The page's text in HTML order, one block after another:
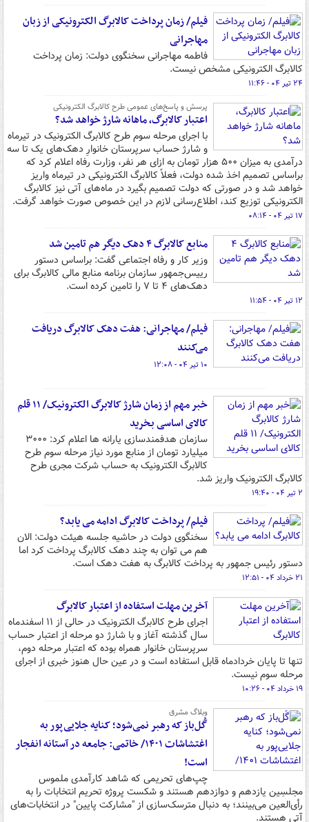
فیلم/ زمان پرداخت کالابرگ الکترونیکی از زبان
مهاجرانی
فاطمه مهاجرانی سخنگوی دولت: زمان پرداخت
کالابرگ الکترونیکی مشخص نیست.
۲۴ تیر ۰۴ - ۱۱:۴۶
پرسش و پاسخ‌های عمومی طرح کالابرگ الکترونیکی
اعتبار کالابرگ، ماهانه شارژ خواهد شد؟
با اجرای مرحله سوم طرح کالابرگ الکترونیک در تیرماه
و شارژ حساب سرپرستان خانوارِ دهک‌های یک تا سه
درآمدی به میزان ۵۰۰ هزار تومان به ازای هر نفر، وزارت رفاه اعلام کرد که
براساس تصمیم اخذ شده دولت، فعلاً کالابرگ الکترونیکی در تیرماه واریز
خواهد شد و در صورتی که دولت تصمیم بگیرد در ماه‌های آتی نیز کالابرگ
الکترونیکی توزیع کند، اطلاع‌رسانی لازم در این خصوص صورت خواهد گرفت.
۱۷ تیر ۰۴ - ۰۸:۱۴
منابع کالابرگ ۴ دهک دیگر هم تامین شد
وزیر کار و رفاه اجتماعی گفت: براساس دستور
رییس‌جمهور سازمان برنامه منابع مالی کالابرگ برای
دهک‌های ۴ تا ۷ را تامین کرده است.
۱۲ تیر ۰۴ - ۱۱:۵۴
فیلم/ مهاجرانی: هفت دهک کالابرگ دریافت
می‌کنند
۱۰ تیر ۰۴ - ۱۲:۰۸
خبر مهم از زمان شارژ کالابرگ الکترونیک/ ۱۱ قلم
کالای اساسی بخرید
سازمان هدفمندسازی یارانه ها اعلام کرد: ۳۰۰۰
میلیارد تومان از منابع مورد نیاز مرحله سوم طرح
کالابرگ الکترونیک به حساب شرکت مجری طرح
کالابرگ الکترونیک واریز شد.
۲ تیر ۰۴ - ۱۹:۴۰
فیلم/ پرداخت کالابرگ ادامه می یابد؟
سخنگوی دولت در حاشیه جلسه هیئت دولت: الان
هم می توان به چند دهک کالابرگ پرداخت کرد اما
دستور رئیس جمهور به پرداخت کالابرگ به هفت دهک است.
۲۱ خرداد ۰۴ - ۱۲:۵۱
آخرین مهلت استفاده از اعتبار کالابرگ
اجرای طرح کالابرگ الکترونیک در حالی از ۱۱ اسفندماه
سال گذشته آغاز و با شارژ دو مرحله از اعتبار حساب
سرپرستان خانوار همراه بوده که اعتبار مرحله دوم،‌
تنها تا پایان خردادماه قابل استفاده است و در عین حال هنوز خبری از اجرای
مرحله سوم نیست.
۱۹ خرداد ۰۴ - ۱۰:۲۶
وبلاگ مشرق
گُل‌باز که رهبر نمی‌شود؛ کنایه جلایی‌پور به
اغتشاشات ۱۴۰۱/ خاتمی: جامعه در آستانه انفجار
است!
چپ‌های تحریمی که شاهد کارآمدی ملموس
مجلسِین یازدهم و دوازدهم هستند و شکست پروژه تحریم انتخابات را به
رأی‌العین می‌بینند؛ به دنبال مترسک‌سازی از "مشارکت پایین" در انتخابات‌های
آتی هستند.